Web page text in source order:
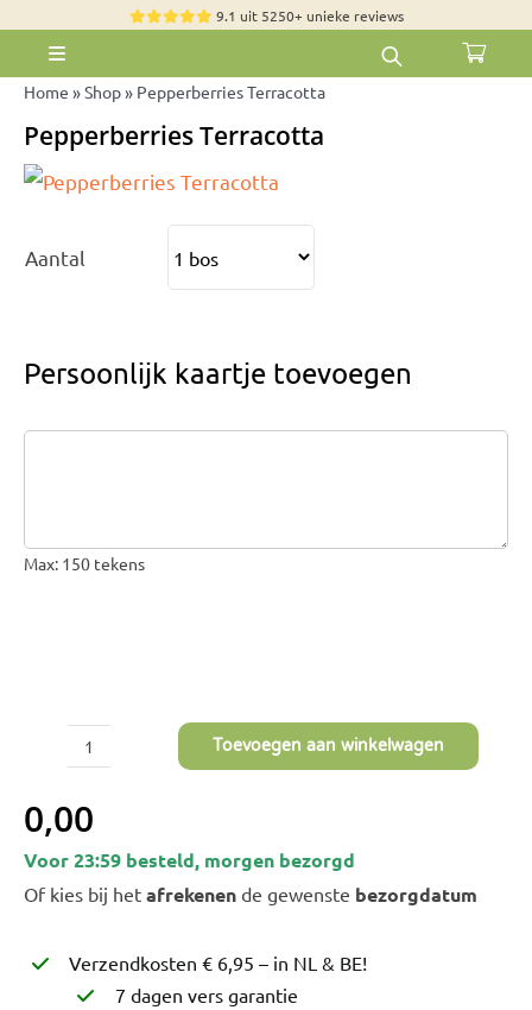
content
9.1 uit 5250+ unieke reviews
Toggle
Navigation
Rozen
Zomerbloemen
Exclusieve boeketten
Boeketten
Bloemen per soort
Onze bloemenwinkel
Home »Shop» Pepperberries Terracotta
Pepperberries Terracotta
Aantal
Persoonlijk kaartje toevoegen
Max: 150 tekens
Pepperberries
aantal
Toevoegen aan winkelwagen
0,00
Voor 23:59 besteld, morgen bezorgd
Of kies bij het afrekenende gewenste bezorgdatum
Verzendkosten € 6,95 – in NL & BE!
7 dagen vers garantie